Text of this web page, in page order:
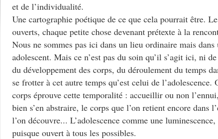
et de l’individualité.
Une cartographie poétique de ce que cela pourrait être.
ouverts, chaque petite chose devenant prétexte à la
Nous ne sommes pas ici dans un lieu ordinaire mais
adolescent. Mais ce n’est pas du soin qu’il s’agit ici, ni
du développement des corps, du déroulement du temps
se frotter à cet autre temps qu’est celui de l’adolescence.
corps éprouve cette temporalité : accueillir ou non
bien s’en abstraire, le corps que l’on retient encore dans
l’on découvre... L’adolescence comme une
puisque ouvert à tous les possibles.